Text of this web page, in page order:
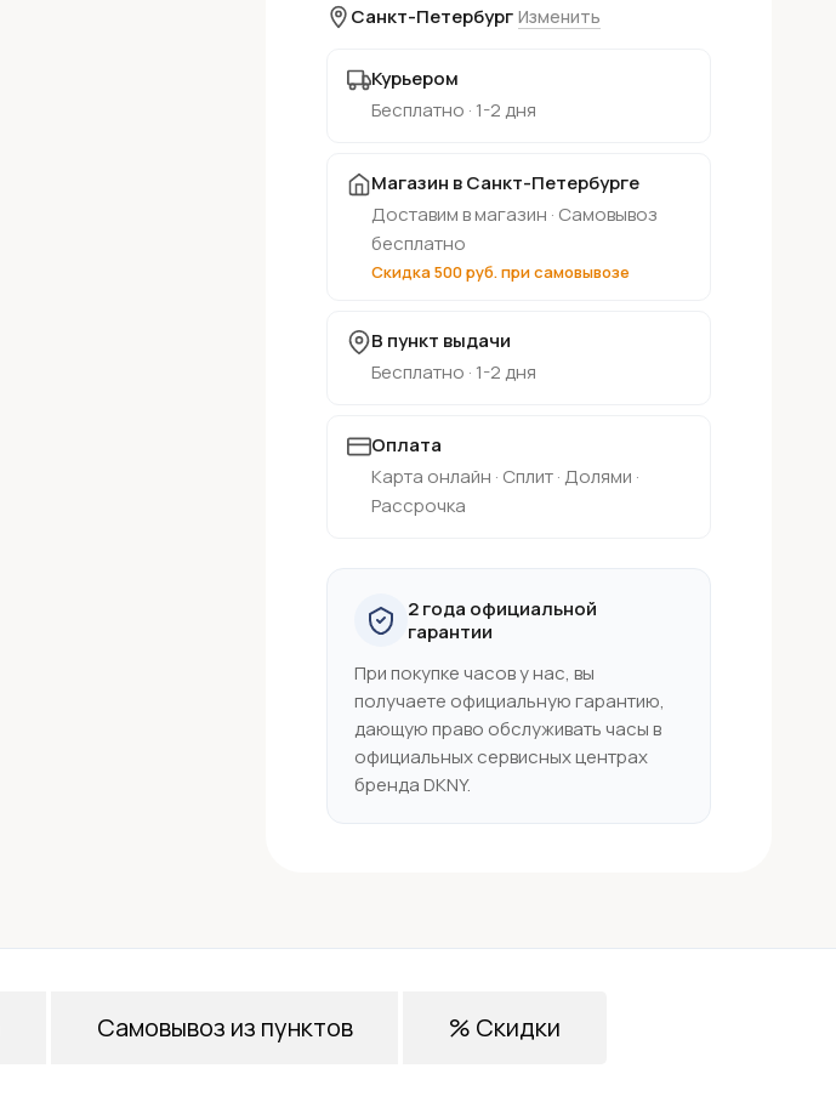
Санкт-Петербург Изменить
Курьером
Бесплатно · 1-2 дня
Магазин в Санкт-Петербурге
Доставим в магазин · Самовывоз
бесплатно
Скидка 500 руб. при самовывозе
В пункт выдачи
Бесплатно · 1-2 дня
Оплата
Карта онлайн · Сплит · Долями ·
Рассрочка
2 года официальной
гарантии
При покупке часов у нас, вы
получаете официальную гарантию,
дающую право обслуживать часы в
официальных сервисных центрах
бренда DKNY.
Самовывоз из пунктов % Скидки